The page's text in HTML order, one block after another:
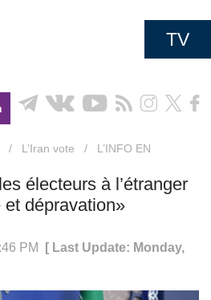
TV
/ L’Iran vote /
L’INFO EN
électeurs à l’étranger
et dépravation»
PM
[ Last Update: Monday,